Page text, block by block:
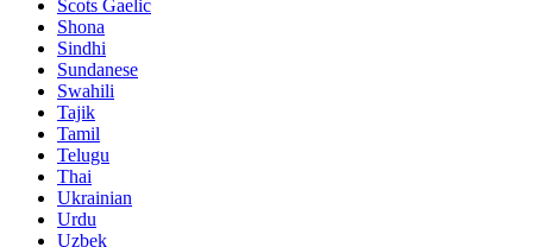
Scots Gaelic
Shona
Sindhi
Sundanese
Swahili
Tajik
Tamil
Telugu
Thai
Ukrainian
Urdu
Uzbek